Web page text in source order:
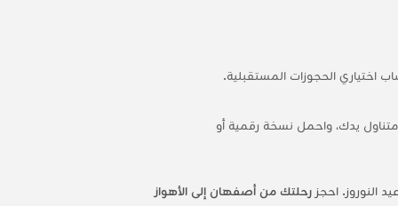
اختياري الحجوزات المستقبلية.
يدك، واحمل نسخة رقمية أو
النوروز. احجز رحلتك من أصفهان إلى الأهواز